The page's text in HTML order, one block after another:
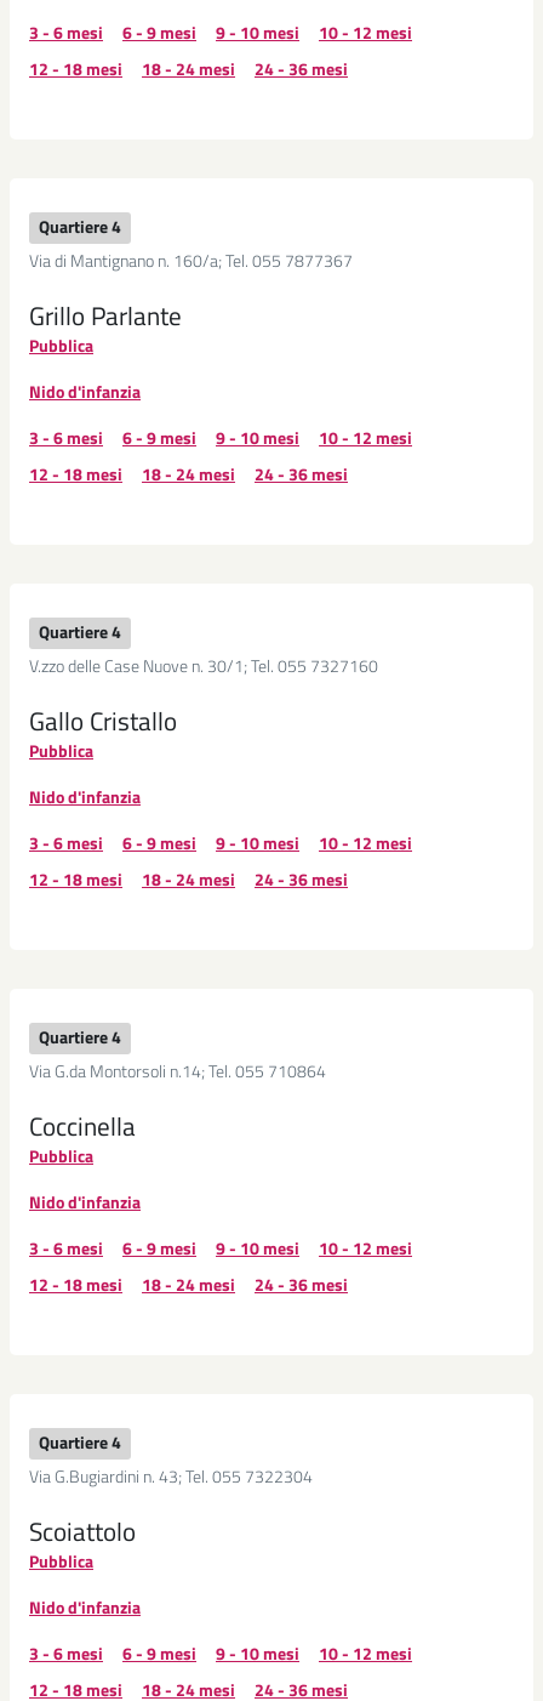
3 - 6 mesi
6 - 9 mesi 9 - 10 mesi
10 - 12 mesi
12 - 18 mesi
18 - 24 mesi 24 - 36 mesi
Quartiere 4
Via di Mantignano n. 160/a; Tel. 055 7877367
Grillo Parlante
Pubblica
Nido d'infanzia
3 - 6 mesi
6 - 9 mesi 9 - 10 mesi
10 - 12 mesi
12 - 18 mesi
18 - 24 mesi 24 - 36 mesi
Quartiere 4
V.zzo delle Case Nuove n. 30/1; Tel. 055 7327160
Gallo Cristallo
Pubblica
Nido d'infanzia
3 - 6 mesi
6 - 9 mesi 9 - 10 mesi
10 - 12 mesi
12 - 18 mesi
18 - 24 mesi 24 - 36 mesi
Quartiere 4
Via G.da Montorsoli n.14; Tel. 055 710864
Coccinella
Pubblica
Nido d'infanzia
3 - 6 mesi
6 - 9 mesi 9 - 10 mesi
10 - 12 mesi
12 - 18 mesi
18 - 24 mesi 24 - 36 mesi
Quartiere 4
Via G.Bugiardini n. 43; Tel. 055 7322304
Scoiattolo
Pubblica
Nido d'infanzia
3 - 6 mesi
6 - 9 mesi 9 - 10 mesi
10 - 12 mesi
12 - 18 mesi
18 - 24 mesi 24 - 36 mesi